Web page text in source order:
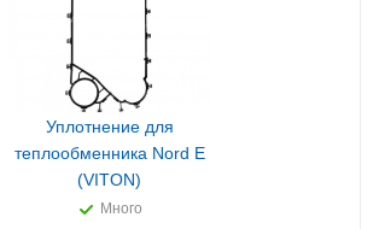
Уплотнение для
теплообменника Nord E
(VITON)
Много